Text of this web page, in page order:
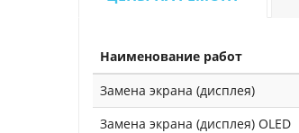
Наименование работ
Замена экрана (дисплея)
Замена экрана (дисплея) OLED